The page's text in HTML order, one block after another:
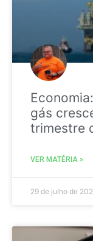
gás
trimestre
VER MATÉRIA »
29 de julho de